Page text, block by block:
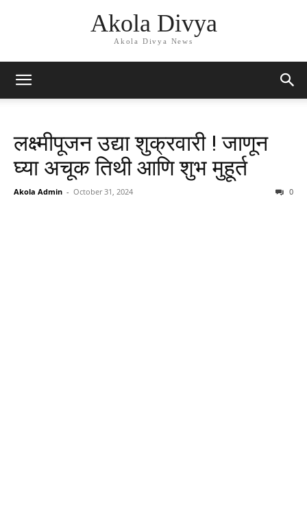
Akola Divya
Akola Divya News
लक्ष्मीपूजन उद्या शुक्रवारी ! जाणून
घ्या अचूक तिथी आणि शुभ मुहूर्त
Akola Admin - October 31, 2024 0